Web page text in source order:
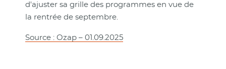
d'ajuster sa grille des programmes en vue de
la rentrée de septembre.
Source : Ozap – 01.09.2025